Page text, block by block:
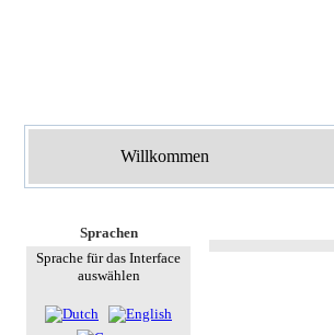
Willkommen
Sprachen
Sprache für das Interface
auswählen